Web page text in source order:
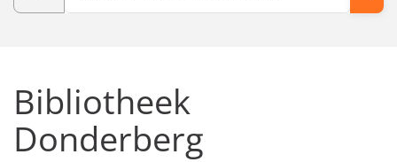
Bibliotheek
Donderberg